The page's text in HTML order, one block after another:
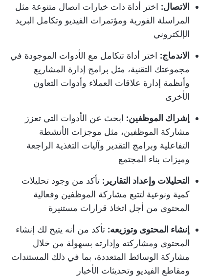
الاتصال: اختر أداة ذات خيارات اتصال متنوعة مثل
المراسلة الفورية ومؤتمرات الفيديو وتكامل البريد
الإلكتروني
الاندماج: اختر أداة تتكامل مع الأدوات الموجودة في
مجموعتك التقنية، مثل برامج إدارة المشاريع
وأنظمة إدارة علاقات العملاء وأدوات التعاون
الأخرى
إشراك الموظفين: ابحث عن الأدوات التي تعزز
مشاركة الموظفين، مثل موجزات الأنشطة
التفاعلية وبرامج التقدير وآليات التغذية الراجعة
وميزات بناء المجتمع
التحليلات وإعداد التقارير: تأكد من وجود تحليلات
كمية ونوعية لتتبع مشاركة الموظفين وفعالية
المحتوى من أجل اتخاذ قرارات مستنيرة
إنشاء المحتوى وتوزيعه: تأكد من أنه يتيح لك إنشاء
المحتوى ومشاركته وإدارته بسهولة من خلال
مشاركة الوسائط المتعددة، بما في ذلك المستندات
ومقاطع الفيديو وتحديثات الأخبار